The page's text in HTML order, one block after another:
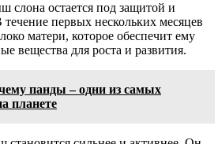
слона остается под защитой и
первых нескольких месяцев
матери, которое обеспечит ему
вещества для роста и развития.
панды – одни из самых
планете